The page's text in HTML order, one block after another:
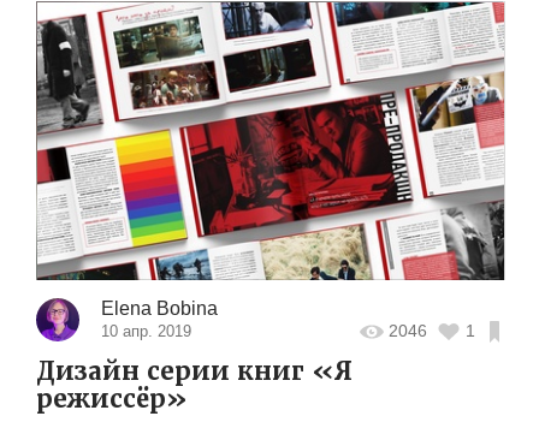
Elena Bobina
10 апр. 2019 2046 1
Дизайн серии книг «Я
режиссёр»